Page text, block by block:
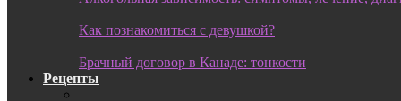
Как познакомиться с девушкой?
Брачный договор в Канаде: тонкости
Рецепты